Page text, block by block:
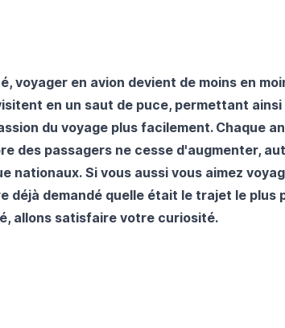
voyager en avion devient de moins en
en un saut de puce, permettant ainsi
du voyage plus facilement. Chaque
des passagers ne cesse d'augmenter,
nationaux. Si vous aussi vous aimez
déjà demandé quelle était le trajet le plus
, allons satisfaire votre curiosité.